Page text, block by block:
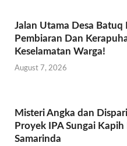
Jalan Utama Desa Batuq
Pembiaran Dan
Keselamatan Warga!
August 7, 2026
Misteri Angka dan
Proyek IPA Sungai
Samarinda